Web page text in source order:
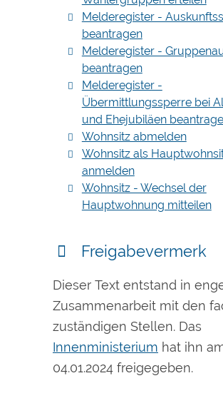
Melderegister -
beantragen
Melderegister -
beantragen
Melderegister -
Übermittlungssperre bei
und Ehejubiläen
Wohnsitz abmelden
Wohnsitz als
anmelden
Wohnsitz - Wechsel der
Hauptwohnung mitteilen
Freigabevermerk
Dieser Text entstand in
Zusammenarbeit mit den
zuständigen Stellen. Das
Innenministerium hat ihn
04.01.2024 freigegeben.